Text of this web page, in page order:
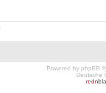
Powered by phpBB
Deutsche
redn